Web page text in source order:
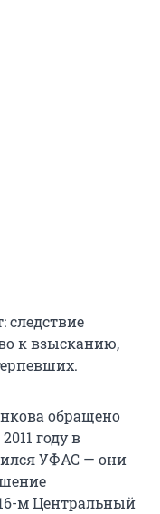
следствие
к взысканию,
обращено
году в
УФАС — они
м Центральный